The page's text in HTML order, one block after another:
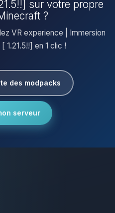
sur votre propre
?
VR experience | Immersion
1.21.5!!] en 1 clic !
des modpacks
serveur